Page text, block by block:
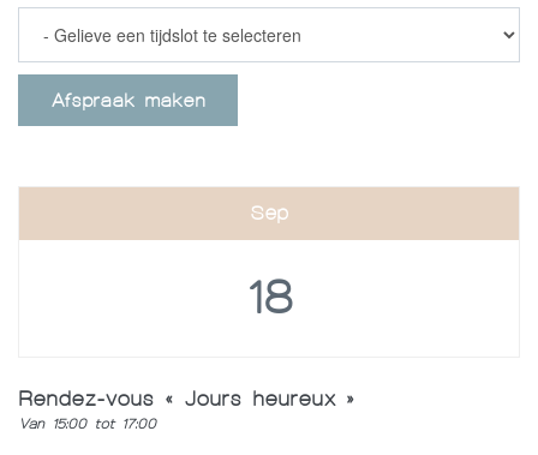
Afspraak maken
Sep
18
Rendez-vous « Jours heureux »
Van 15:00 tot 17:00